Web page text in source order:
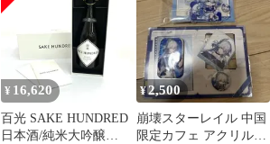
印刷出版部
¥ 16,620
百光 SAKE HUNDRED
日本酒/純米大吟醸
¥2,500
崩壊スターレイル 中国
限定カフェ アクリルス